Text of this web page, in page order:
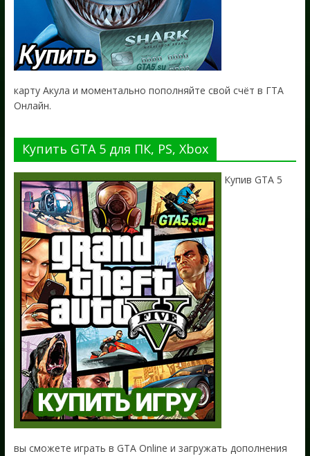
карту Акула и моментально пополняйте свой счёт в ГТА
Онлайн.
Купить GTA 5 для ПК, PS, Xbox
Купив GTA 5
вы сможете играть в GTA Online и загружать дополнения